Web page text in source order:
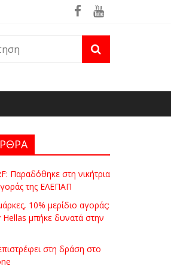
Γερμενό
Παραδόθηκε στη νικήτρια
της ΕΛΕΠΑΠ
10% μερίδιο αγοράς:
μπήκε δυνατά στην
στη δράση στο